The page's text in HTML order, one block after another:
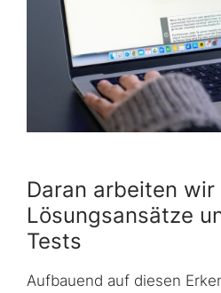
Daran arbeiten wir
Lösungsansätze
Tests
Aufbauend auf diesen